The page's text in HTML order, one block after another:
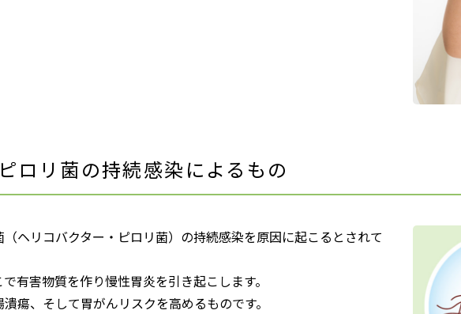
ロリ菌の持続感染によるもの
ヘリコバクター・ピロリ菌）の持続感染を原因に起こるとされて
有害物質を作り慢性胃炎を引き起こします。
瘍、そして胃がんリスクを高めるものです。